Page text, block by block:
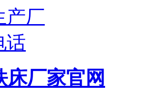
床厂家官网